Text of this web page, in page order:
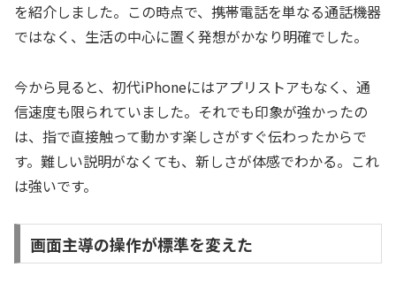
を紹介しました。この時点で、携帯電話を単なる通話機器
ではなく、生活の中心に置く発想がかなり明確でした。
今から見ると、初代iPhoneにはアプリストアもなく、通
信速度も限られていました。それでも印象が強かったの
は、指で直接触って動かす楽しさがすぐ伝わったからで
す。難しい説明がなくても、新しさが体感でわかる。これ
は強いです。
画面主導の操作が標準を変えた